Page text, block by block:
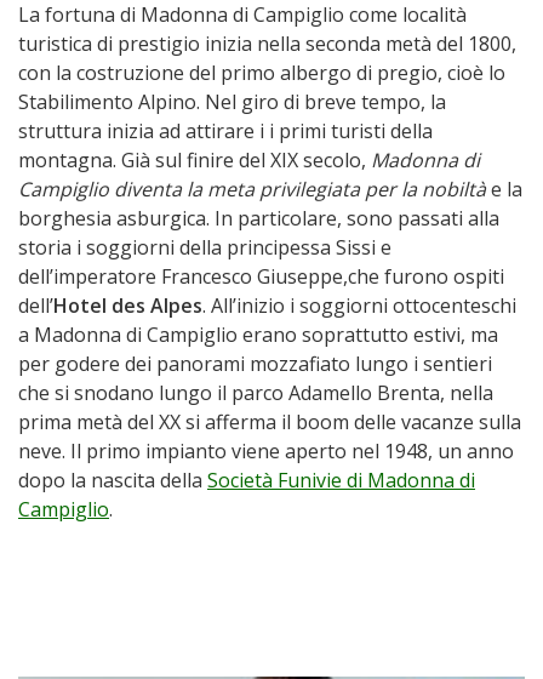
La fortuna di Madonna di Campiglio come località
turistica di prestigio inizia nella seconda metà del 1800,
con la costruzione del primo albergo di pregio, cioè lo
Stabilimento Alpino. Nel giro di breve tempo, la
struttura inizia ad attirare i i primi turisti della
montagna. Già sul finire del XIX secolo, Madonna di
Campiglio diventa la meta privilegiata per la nobiltàe la
borghesia asburgica. In particolare, sono passati alla
storia i soggiorni della principessa Sissi e
dell’imperatore Francesco Giuseppe,che furono ospiti
dell’Hotel des Alpes. All’inizio i soggiorni ottocenteschi
a Madonna di Campiglio erano soprattutto estivi, ma
per godere dei panorami mozzafiato lungo i sentieri
che si snodano lungo il parco Adamello Brenta, nella
prima metà del XX si afferma il boom delle vacanze sulla
neve. Il primo impianto viene aperto nel 1948, un anno
dopo la nascita della Società Funivie di Madonna di
Campiglio.